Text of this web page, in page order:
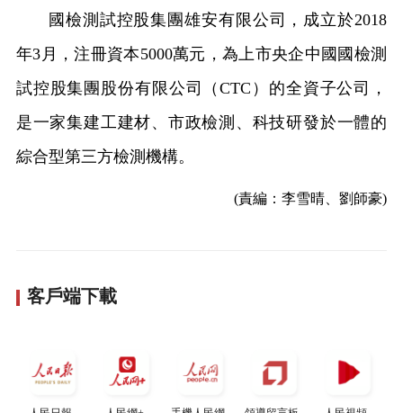
國檢測試控股集團雄安有限公司，成立於2018
年3月，注冊資本5000萬元，為上市央企中國國檢測
試控股集團股份有限公司（CTC）的全資子公司，
是一家集建工建材、市政檢測、科技研發於一體的
綜合型第三方檢測機構。
(責編：李雪晴、劉師豪)
客戶端下載